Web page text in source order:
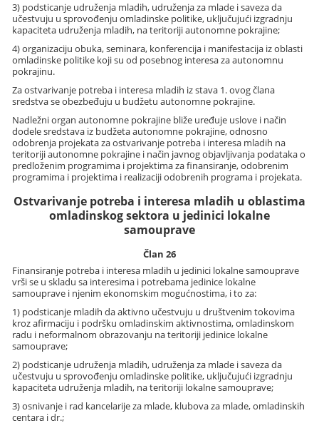
3) podsticanje udruženja mladih, udruženja za mlade i saveza da
učestvuju u sprovođenju omladinske politike, uključujući izgradnju
kapaciteta udruženja mladih, na teritoriji autonomne pokrajine;
4) organizaciju obuka, seminara, konferencija i manifestacija iz oblasti
omladinske politike koji su od posebnog interesa za autonomnu
pokrajinu.
Za ostvarivanje potreba i interesa mladih iz stava 1. ovog člana
sredstva se obezbeđuju u budžetu autonomne pokrajine.
Nadležni organ autonomne pokrajine bliže uređuje uslove i način
dodele sredstava iz budžeta autonomne pokrajine, odnosno
odobrenja projekata za ostvarivanje potreba i interesa mladih na
teritoriji autonomne pokrajine i način javnog objavljivanja podataka o
predloženim programima i projektima za finansiranje, odobrenim
programima i projektima i realizaciji odobrenih programa i projekata.
Ostvarivanje potreba i interesa mladih u oblastima
omladinskog sektora u jedinici lokalne
samouprave
Član 26
Finansiranje potreba i interesa mladih u jedinici lokalne samouprave
vrši se u skladu sa interesima i potrebama jedinice lokalne
samouprave i njenim ekonomskim mogućnostima, i to za:
1) podsticanje mladih da aktivno učestvuju u društvenim tokovima
kroz afirmaciju i podršku omladinskim aktivnostima, omladinskom
radu i neformalnom obrazovanju na teritoriji jedinice lokalne
samouprave;
2) podsticanje udruženja mladih, udruženja za mlade i saveza da
učestvuju u sprovođenju omladinske politike, uključujući izgradnju
kapaciteta udruženja mladih, na teritoriji lokalne samouprave;
3) osnivanje i rad kancelarije za mlade, klubova za mlade, omladinskih
centara i dr.;